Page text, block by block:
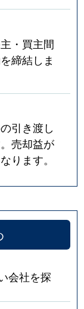
・買主間
締結しま
引き渡し
売却益が
ります。
会社を探